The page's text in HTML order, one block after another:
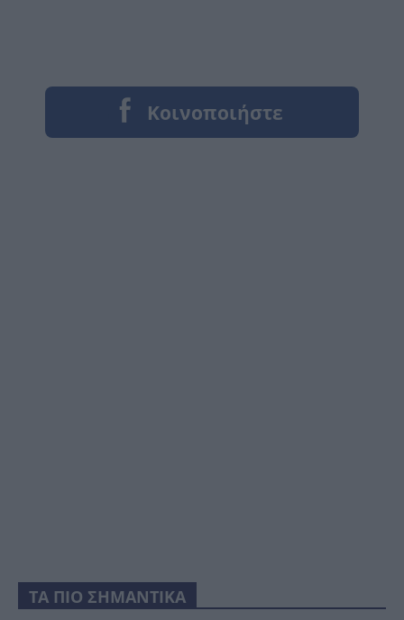
ΤΑ ΠΙΟ ΣΗΜΑΝΤΙΚΑ